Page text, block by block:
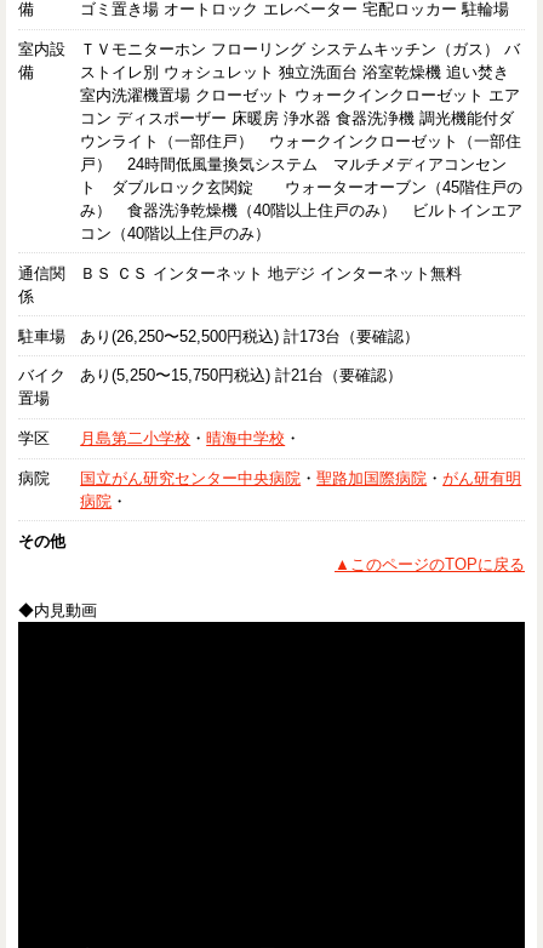
備 ゴミ置き場 オートロック エレベーター 宅配ロッカー 駐輪場
室内設
備
ＴＶモニターホン フローリング システムキッチン（ガス） バ
ストイレ別 ウォシュレット 独立洗面台 浴室乾燥機 追い焚き
室内洗濯機置場 クローゼット ウォークインクローゼット エア
コン ディスポーザー 床暖房 浄水器 食器洗浄機 調光機能付ダ
ウンライト（一部住戸） ウォークインクローゼット（一部住
戸） 24時間低風量換気システム マルチメディアコンセン
ト ダブルロック玄関錠 ウォーターオーブン（45階住戸の
み） 食器洗浄乾燥機（40階以上住戸のみ） ビルトインエア
コン（40階以上住戸のみ）
通信関
係
ＢＳ ＣＳ インターネット 地デジ インターネット無料
駐車場 あり(26,250〜52,500円税込) 計173台（要確認）
バイク
置場
あり(5,250〜15,750円税込) 計21台（要確認）
学区 月島第二小学校 ・晴海中学校 ・
病院 国立がん研究センター中央病院 ・聖路加国際病院 ・がん研有明
病院 ・
その他
▲このページのTOPに戻る
◆内見動画